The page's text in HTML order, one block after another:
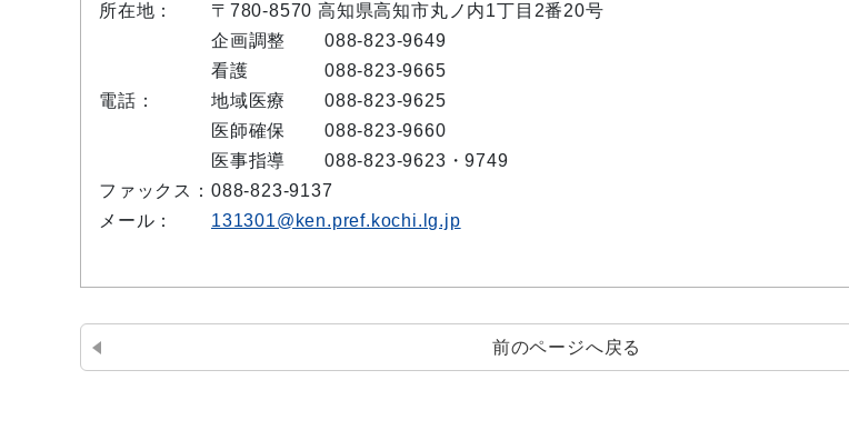
所在地：
〒780-8570 高知県高知市丸ノ内1丁目2番20号
電話：
企画調整
088-823-9649
看護
088-823-9665
地域医療
088-823-9625
医師確保
088-823-9660
医事指導
088-823-9623・9749
ファックス： 088-823-9137
メール：
131301@ken.pref.kochi.lg.jp
前のページへ戻る